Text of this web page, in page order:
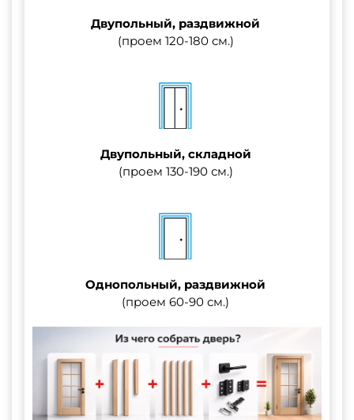
Двупольный, раздвижной
(проем 120-180 см.)
Двупольный, складной
(проем 130-190 см.)
Однопольный, раздвижной
(проем 60-90 см.)